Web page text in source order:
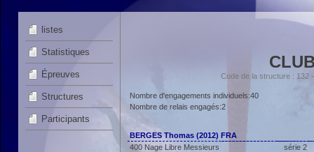
listes
Statistiques
Épreuves
Structures
Participants
Code de la structure : 132
Nombre d'engagements individuels:40
Nombre de relais engagés:2
BERGES Thomas (2012) FRA
400 Nage Libre Messieurs
série 2